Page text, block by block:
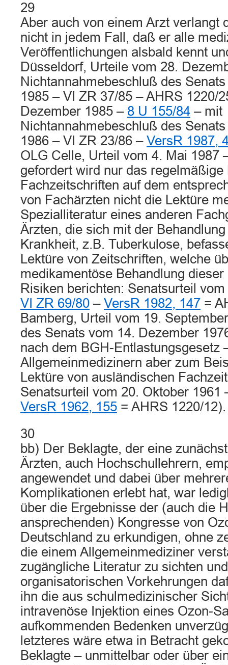
29
Aber auch von einem Arzt verlangt
nicht in jedem Fall, daß er alle
Veröffentlichungen alsbald kennt
Düsseldorf, Urteile vom 28.
Nichtannahmebeschluß des
1985 – VI ZR 37/85 – AHRS 1220/
Dezember 1985 – 8 U 155/84 – mit
Nichtannahmebeschluß des
1986 – VI ZR 23/86 – VersR 1987,
OLG Celle, Urteil vom 4. Mai 1987
gefordert wird nur das
Fachzeitschriften auf dem
von Fachärzten nicht die Lektüre
Spezialliteratur eines anderen
Ärzten, die sich mit der
Krankheit, z.B. Tuberkulose,
Lektüre von Zeitschriften, welche
medikamentöse Behandlung
Risiken berichten: Senatsurteil
VI ZR 69/80 – VersR 1982, 147 =
Bamberg, Urteil vom 19.
des Senats vom 14. Dezember
nach dem BGH-Entlastungsgesetz
Allgemeinmedizinern aber zum
Lektüre von ausländischen
Senatsurteil vom 20. Oktober 1961
VersR 1962, 155 = AHRS 1220/12).
30
bb) Der Beklagte, der eine
Ärzten, auch Hochschullehrern,
angewendet und dabei über
Komplikationen erlebt hat, war
über die Ergebnisse der (auch die
ansprechenden) Kongresse von
Deutschland zu erkundigen, ohne
die einem Allgemeinmediziner
zugängliche Literatur zu sichten
organisatorischen Vorkehrungen
ihn die aus schulmedizinischer
intravenöse Injektion eines Ozon-
aufkommenden Bedenken
letzteres wäre etwa in Betracht
Beklagte – unmittelbar oder über